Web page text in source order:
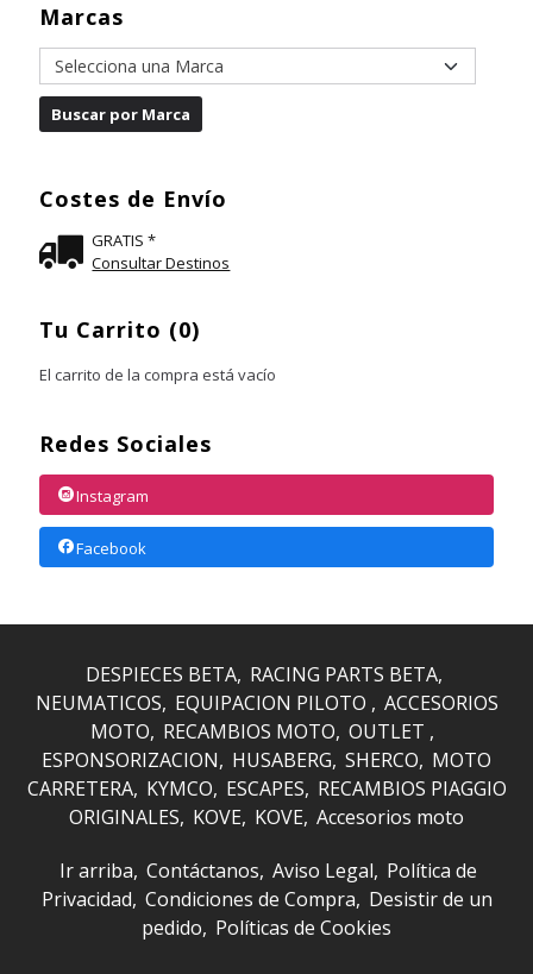
Marcas
Costes de Envío
GRATIS *
Consultar Destinos
Tu Carrito (0)
El carrito de la compra está vacío
Redes Sociales
Instagram
Facebook
DESPIECES BETA RACING PARTS BETA
NEUMATICOS EQUIPACION PILOTO
ACCESORIOS
MOTO RECAMBIOS MOTO OUTLET
ESPONSORIZACION
HUSABERG SHERCO MOTO
CARRETERA KYMCO ESCAPES RECAMBIOS PIAGGIO
ORIGINALES KOVE KOVE Accesorios moto
Ir arriba Contáctanos Aviso Legal Política de
Privacidad Condiciones de Compra Desistir de un
pedido Políticas de Cookies